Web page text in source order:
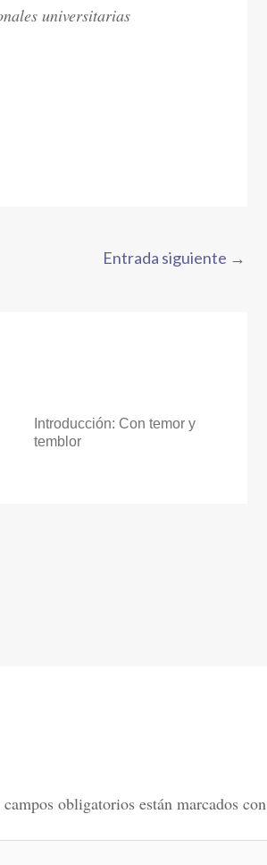
universitarias
Entrada siguiente →
Introducción: Con temor y
temblor
obligatorios están marcados con